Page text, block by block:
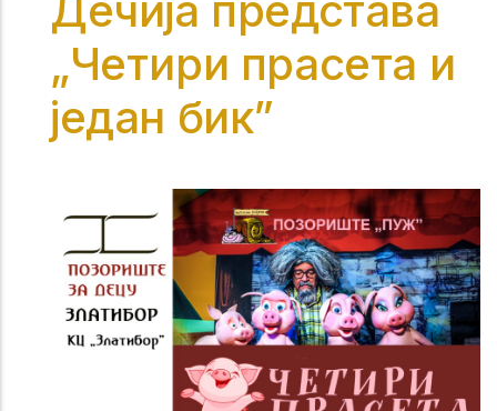
„Четири прасета и
један бик”